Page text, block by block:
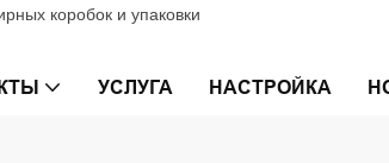
коробок и упаковки
УСЛУГА НАСТРОЙКА